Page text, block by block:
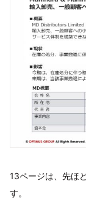
13ページは、先ほ
す。